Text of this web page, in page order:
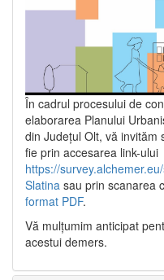
În cadrul procesului de
elaborarea Planului
din Județul Olt, vă invităm
fie prin accesarea link-ului
https://
Slatina sau prin scanarea
format PDF.
Vă mulţumim anticipat
acestui demers.